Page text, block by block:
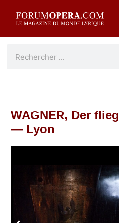
WAGNER, Der
— Lyon